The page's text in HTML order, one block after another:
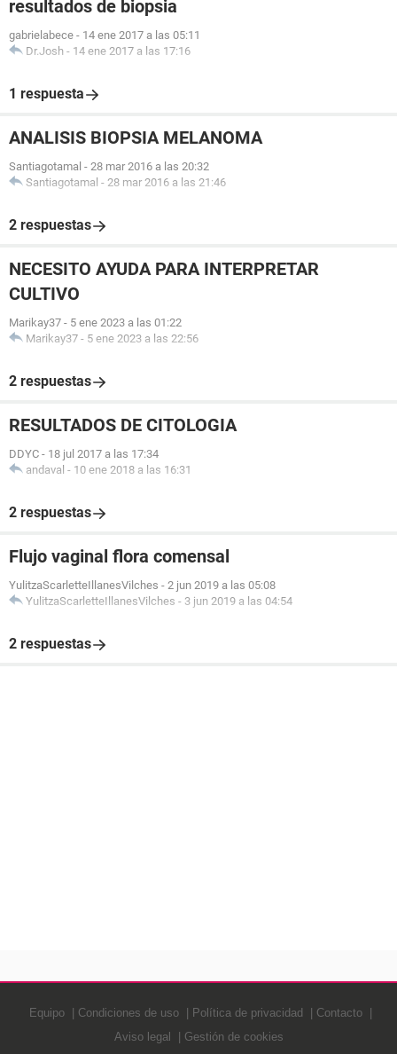
resultados de biopsia
gabrielabece - 14 ene 2017 a las 05:11
Dr.Josh - 14 ene 2017 a las 17:16
1 respuesta
ANALISIS BIOPSIA MELANOMA
Santiagotamal - 28 mar 2016 a las 20:32
Santiagotamal - 28 mar 2016 a las 21:46
2 respuestas
NECESITO AYUDA PARA INTERPRETAR
CULTIVO
Marikay37 - 5 ene 2023 a las 01:22
Marikay37 - 5 ene 2023 a las 22:56
2 respuestas
RESULTADOS DE CITOLOGIA
DDYC - 18 jul 2017 a las 17:34
andaval - 10 ene 2018 a las 16:31
2 respuestas
Flujo vaginal flora comensal
YulitzaScarletteIllanesVilches - 2 jun 2019 a las 05:08
YulitzaScarletteIllanesVilches - 3 jun 2019 a las 04:54
2 respuestas
Equipo Condiciones de uso Política de privacidad
Contacto
Aviso legal
Gestión de cookies